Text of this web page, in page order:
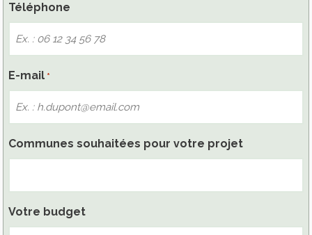
Téléphone
E-mail *
Communes souhaitées pour votre projet
Votre budget